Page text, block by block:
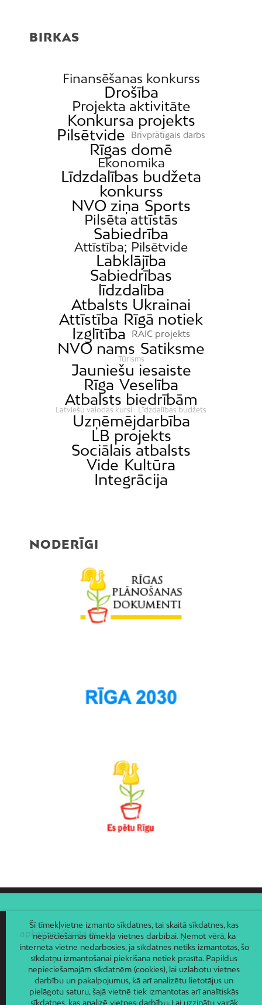
Čiekurkalns
Dārzciems
Dzirciems
Iļģuciems
Mīlgrāvis
Pētersala-Andrejsala
Salas
BIRKAS
Finansēšanas konkurss
Drošība
Projekta aktivitāte
Konkursa projekts
Pilsētvide
Brīvprātīgais darbs
Rīgas domē
Ekonomika
Līdzdalības budžeta
konkurss
NVO ziņa Sports
Pilsēta attīstās
Sabiedrība
Attīstība; Pilsētvide
Labklājība
Sabiedrības
līdzdalība
Atbalsts Ukrainai
Attīstība Rīgā notiek
Izglītība
RAIC projekts
NVO nams Satiksme
Tūrisms
Jauniešu iesaiste
Rīga Veselība
Atbalsts biedrībām
Latviešu valodas kursi Līdzdalības budžets
Uzņēmējdarbība
LB projekts
Sociālais atbalsts
Vide Kultūra
Integrācija
NODERĪGI
apkaimes@riga.lv
Šī tīmekļvietne izmanto sīkdatnes, tai skaitā sīkdatnes, kas
nepieciešamas tīmekļa vietnes darbībai. Ņemot vērā, ka
interneta vietne nedarbosies, ja sīkdatnes netiks izmantotas, šo
sīkdatņu izmantošanai piekrišana netiek prasīta. Papildus
nepieciešamajām sīkdatnēm (cookies), lai uzlabotu vietnes
darbību un pakalpojumus, kā arī analizētu lietotājus un
pielāgotu saturu, šajā vietnē tiek izmantotas arī analītiskās
sīkdatnes, kas analizē vietnes darbību. Lai uzzinātu vairāk